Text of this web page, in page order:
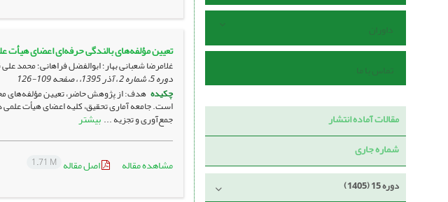
داوران
تماس با ما
مقالات آماده انتشار
شماره جاری
دوره 15 (1405)
تعیین مؤلفه‌های بالندگی حرفه‌ای اعضای
غلامرضا شعبانی بهار؛ ابوالفضل فراهانی؛ محمد
دوره 5، شماره 2 ، آذر 1395، ، صفحه
109-126
چکیده هدف: از پژوهش حاضر، تعیین
جمع‌آوری و تجزیه ...بیشتر
مشاهده مقاله اصل مقاله 1.71 M